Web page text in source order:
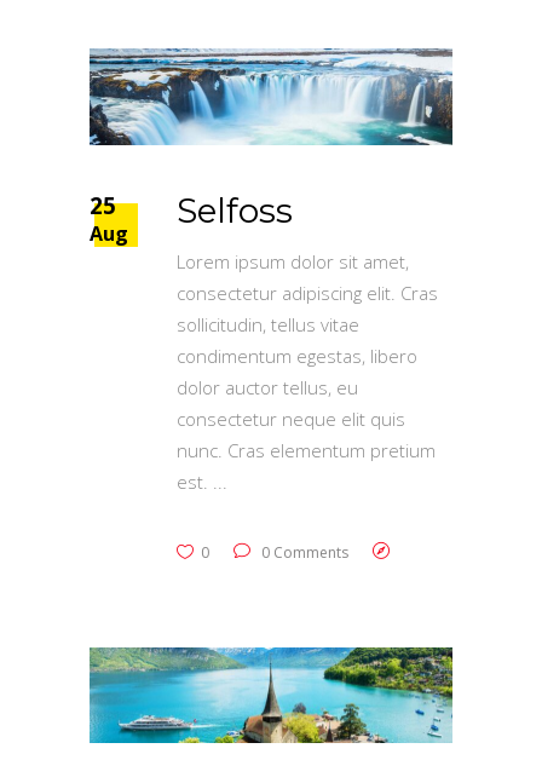
25
Aug
Selfoss
Lorem ipsum dolor sit amet,
consectetur adipiscing elit. Cras
sollicitudin, tellus vitae
condimentum egestas, libero
dolor auctor tellus, eu
consectetur neque elit quis
nunc. Cras elementum pretium
est.
0 0 Comments